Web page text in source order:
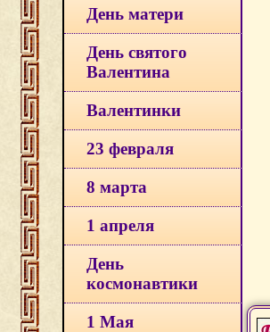
День матери
День святого
Валентина
Валентинки
23 февраля
8 марта
1 апреля
День
космонавтики
1 Мая